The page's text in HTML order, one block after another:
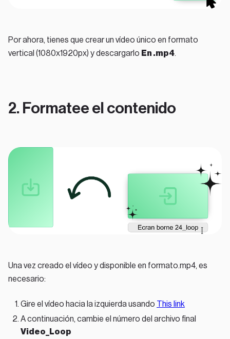
Por ahora, tienes que crear un vídeo único en formato
vertical (1080x1920px) y descargarlo En .mp4.
2. Formatee el contenido
Una vez creado el vídeo y disponible en formato.mp4, es
necesario:
Gire el vídeo hacia la izquierda usando This link
A continuación, cambie el número del archivo final
Video_Loop